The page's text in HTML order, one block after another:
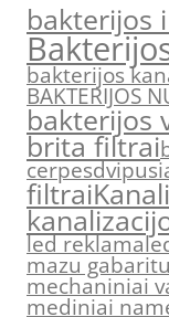
bakterijos
bakterijos
BAKTERIJOS
bakterijos
brita filtrai
cerpes
filtrai
led reklama
mazu
mechaniniai
mediniai